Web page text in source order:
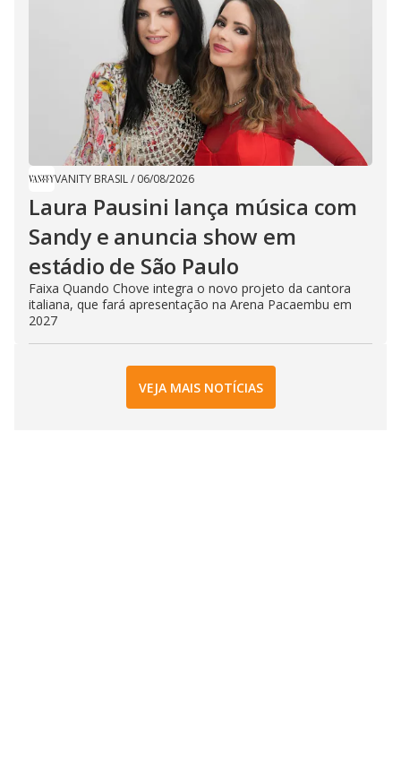
VANITY BRASIL/ 06/08/2026
Laura Pausini lança música com
Sandy e anuncia show em
estádio de São Paulo
Faixa Quando Chove integra o novo projeto da cantora
italiana, que fará apresentação na Arena Pacaembu em
2027
VEJA MAIS NOTÍCIAS